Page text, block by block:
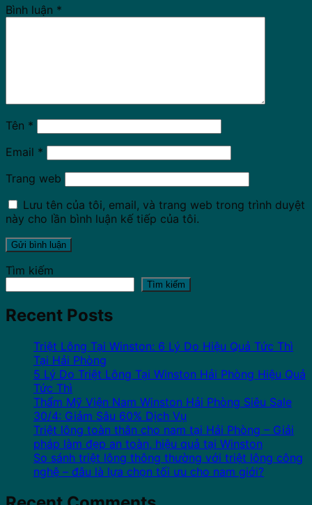
Bình luận *
Tên *
Email *
Trang web
Lưu tên của tôi, email, và trang web trong trình duyệt
này cho lần bình luận kế tiếp của tôi.
Tìm kiếm
Tìm kiếm
Recent Posts
Triệt Lông Tại Winston: 6 Lý Do Hiệu Quả Tức Thì
Tại Hải Phòng
5 Lý Do Triệt Lông Tại Winston Hải Phòng Hiệu Quả
Tức Thì
Thẩm Mỹ Viện Nam Winston Hải Phòng Siêu Sale
30/4: Giảm Sâu 60% Dịch Vụ
Triệt lông toàn thân cho nam tại Hải Phòng – Giải
pháp làm đẹp an toàn, hiệu quả tại Winston
So sánh triệt lông thông thường với triệt lông công
nghệ – đâu là lựa chọn tối ưu cho nam giới?